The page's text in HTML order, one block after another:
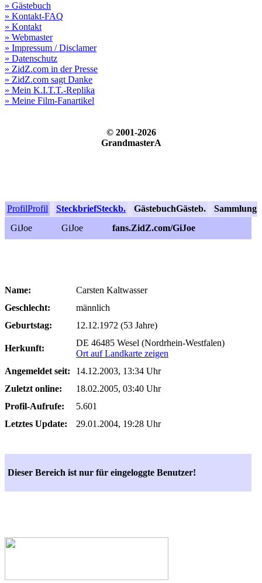
» Gästebuch
» Kontakt-FAQ
» Kontakt
» Webmaster
» Impressum / Disclamer
» Datenschutz
» ZidZ.com in der Presse
» ZidZ.com sagt Danke
» Mein K.I.T.T.-Replika
» Meine Film-Fanartikel
© 2001-2026
GrandmasterA
ProfilProfil SteckbriefSteckb. GästebuchGästeb. Sammlung
GiJoe
GiJoe fans.ZidZ.com/GiJoe
Name:
Carsten Kaltwasser
Geschlecht:
männlich
Geburtstag:
12.12.1972 (53 Jahre)
Herkunft:
DE 46485 Wesel (Nordrhein-Westfalen)
Ort auf Landkarte zeigen
Angemeldet seit:
14.12.2003, 13:34 Uhr
Zuletzt online:
18.02.2005, 03:40 Uhr
Profil-Aufrufe:
5.601
Letztes Update:
29.01.2004, 19:28 Uhr
Dieser Bereich ist nur für eingeloggte Benutzer!